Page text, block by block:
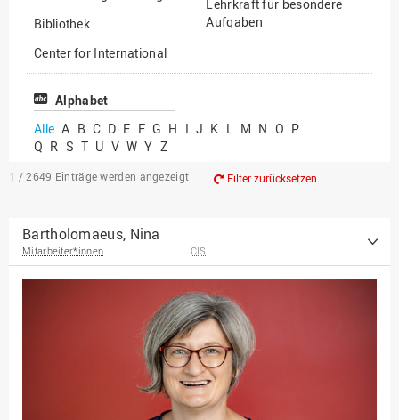
Bibliothek
Center for International
Mobility
Center for International
Chancengerechtigkeit
eLearning Competence
EU-Büro
Fakultät
Agrarwissenschaften und
Ingenieurwissenschaften
Fakultät Management,
Lehrkraft für besondere
Aufgaben
Professor*innen im
Alphabet
Alle A B C D E F G H I J K L M N O P
Q R S T U V W Y Z
1 / 2649 Einträge werden angezeigt Filter zurücksetzen
Bartholomaeus, Nina
Mitarbeiter*innen CIS